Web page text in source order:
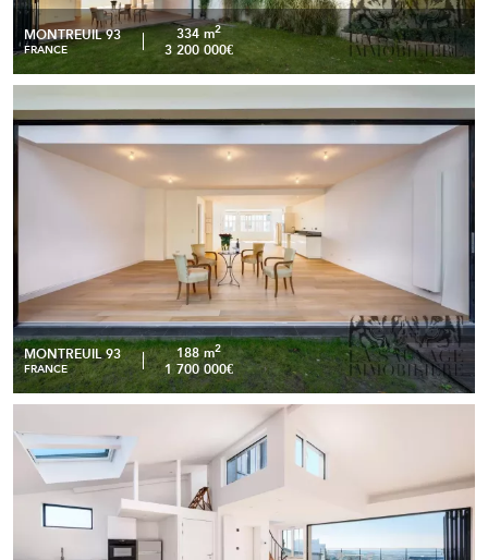
MONTREUIL 93
FRANCE
334 m2
3 200 000€
MONTREUIL 93
FRANCE
188 m2
1 700 000€
m2,
Montreuil – Appartement contemporain de 157m2 avec
vue panoramique
READ MORE